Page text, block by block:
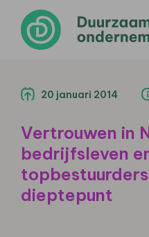
20 januari 2014
Vertrouwen in
bedrijfsleven
dieptepunt